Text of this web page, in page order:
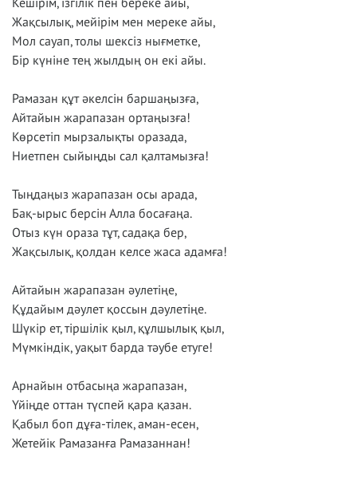
Жақсылық, мейірім мен мереке айы,
Мол сауап, толы шексіз нығметке,
Бір күніне тең жылдың он екі айы.
Рамазан құт әкелсін баршаңызға,
Айтайын жарапазан ортаңызға!
Көрсетіп мырзалықты оразада,
Ниетпен сыйыңды сал қалтамызға!
Тыңдаңыз жарапазан осы арада,
Бақ-ырыс берсін Алла босағаңа.
Отыз күн ораза тұт, садақа бер,
Жақсылық, қолдан келсе жаса адамға!
Айтайын жарапазан әулетіңе,
Құдайым дәулет қоссын дәулетіңе.
Шүкір ет, тіршілік қыл, құлшылық қыл,
Мүмкіндік, уақыт барда тәубе етуге!
Арнайын отбасыңа жарапазан,
Үйіңде оттан түспей қара қазан.
Қабыл боп дұға-тілек, аман-есен,
Жетейік Рамазанға Рамазаннан!